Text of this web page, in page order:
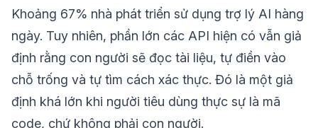
Khoảng 67% nhà phát triển sử dụng trợ lý AI hàng
ngày. Tuy nhiên, phần lớn các API hiện có vẫn giả
định rằng con người sẽ đọc tài liệu, tự điền vào
chỗ trống và tự tìm cách xác thực. Đó là một giả
định khá lớn khi người tiêu dùng thực sự là mã
code, chứ không phải con người.